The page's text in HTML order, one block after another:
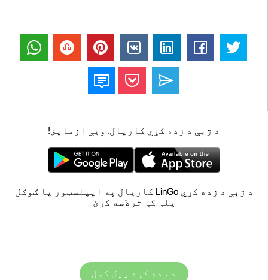
د ژبې د زده کړي کاریال. ویې ازمایئ!
د ژبې د زده کړي LinGo کاریال په ایپلسټور یا ګوګل
پلی کې ترلاسه کړئ
د زده کړه پیل کول